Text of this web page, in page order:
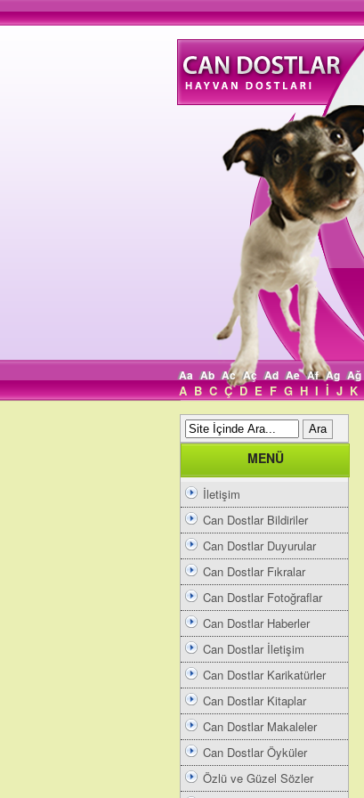
Aa Ab Ac Aç Ad Ae Af Ag Ağ
A B C Ç D E F G H I İ J K
MENÜ
İletişim
Can Dostlar Bildiriler
Can Dostlar Duyurular
Can Dostlar Fıkralar
Can Dostlar Fotoğraflar
Can Dostlar Haberler
Can Dostlar İletişim
Can Dostlar Karikatürler
Can Dostlar Kitaplar
Can Dostlar Makaleler
Can Dostlar Öyküler
Özlü ve Güzel Sözler